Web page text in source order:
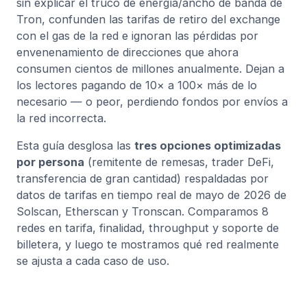
sin explicar el truco de energía/ancho de banda de
Tron, confunden las tarifas de retiro del exchange
con el gas de la red e ignoran las pérdidas por
envenenamiento de direcciones que ahora
consumen cientos de millones anualmente. Dejan a
los lectores pagando de 10× a 100× más de lo
necesario — o peor, perdiendo fondos por envíos a
la red incorrecta.
Esta guía desglosa las tres opciones optimizadas
por persona (remitente de remesas, trader DeFi,
transferencia de gran cantidad) respaldadas por
datos de tarifas en tiempo real de mayo de 2026 de
Solscan, Etherscan y Tronscan. Comparamos 8
redes en tarifa, finalidad, throughput y soporte de
billetera, y luego te mostramos qué red realmente
se ajusta a cada caso de uso.